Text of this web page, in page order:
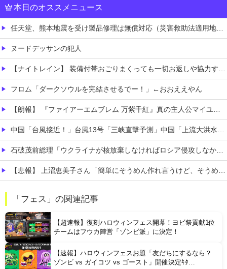
本日のオススメニュース
任天堂、熊本地震を受け製品修理は無償対応（災害救助法適用地域）
ヌードデッサンの犯人
【ナイトレイン】 装備付帯おごりまくっても一切お返しや協力する気がないプレイヤーいるけど…
フロム「ダークソウルを完結させるでー！」←おおええやん
【朗報】 『ファイアーエムブレム 万紫千紅』真の主人公マイユニはキャラメイクが可能
中国「台風接近！」台風13号「三峡直撃予測」中国「上流大洪水！（三峡上流」中国都市「8/5の映像（動画」三峡ダム「緊急放流（決壊危機」中国「下流大水害（震え声」→
石破茂前総理「ウクライナが核放棄しなければロシア侵攻しなかった」！
【悲報】 上沼恵美子さん「簡単にそうめん作れ言うけど、そうめん作りて地獄なんよ」
このパソコン買おうか迷ってるから背中を刺してくれｗｗｗ
「フェス」の関連記事
【超速報】復刻ハロウィンフェス開幕！ヨビ祭貢献1位
チームはフウカ陣営「ゾンビ派」に決定！
【速報】ハロウィンフェスお題「友だちにするなら？
ゾンビ vs ガイコツ vs ゴースト」開催決定ｷﾀ